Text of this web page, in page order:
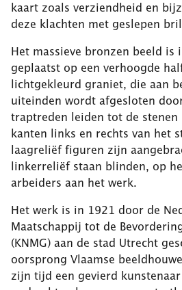
kaart zoals verziendheid en
deze klachten met geslepen
Het massieve bronzen beeld is
geplaatst op een verhoogde
lichtgekleurd graniet, die aan
uiteinden wordt afgesloten
traptreden leiden tot de stenen
kanten links en rechts van het
laagreliëf figuren zijn
linkerreliëf staan blinden, op
arbeiders aan het werk.
Het werk is in 1921 door de
Maatschappij tot de
(KNMG) aan de stad Utrecht
oorsprong Vlaamse
zijn tijd een gevierd